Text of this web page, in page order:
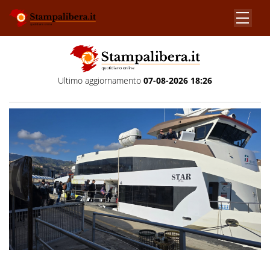
Ultimo aggiornamento 07-08-2026 18:26